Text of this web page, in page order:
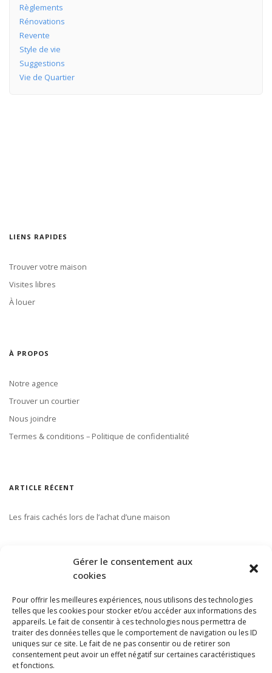
Gérer le consentement aux
cookies
Pour offrir les meilleures expériences, nous utilisons des technologies
telles que les cookies pour stocker et/ou accéder aux informations des
appareils. Le fait de consentir à ces technologies nous permettra de
traiter des données telles que le comportement de navigation ou les ID
uniques sur ce site. Le fait de ne pas consentir ou de retirer son
consentement peut avoir un effet négatif sur certaines caractéristiques
et fonctions.
Règlements
Rénovations
Revente
Style de vie
Suggestions
Vie de Quartier
LIENS RAPIDES
Trouver votre maison
Visites libres
À louer
À PROPOS
Notre agence
Trouver un courtier
Nous joindre
Termes & conditions – Politique de confidentialité
ARTICLE RÉCENT
Les frais cachés lors de l’achat d’une maison